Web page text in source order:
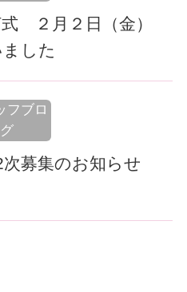
２月２日（金）
した
フブロ
グ
募集のお知らせ